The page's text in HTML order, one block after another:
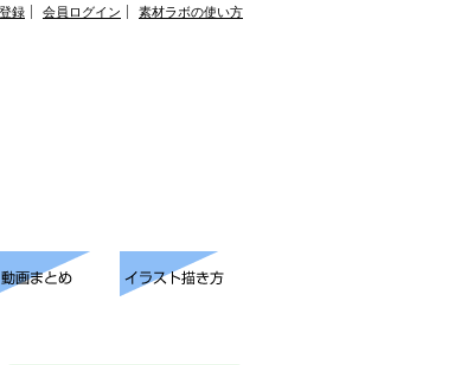
録 会員ログイン 素材ラボの使い方